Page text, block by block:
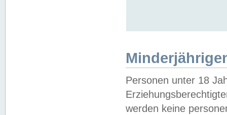
Personen unter 18
werden keine